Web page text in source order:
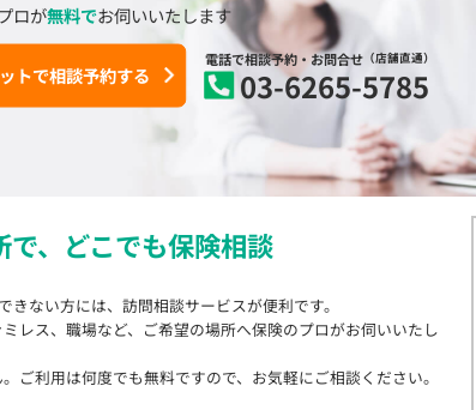
ロが無料でお伺いいたします
電話で相談予約・お問合せ（店舗直通）
03-6265-5785
トで相談予約する
、 どこでも保険相談
きない方には、訪問相談サービスが便利です。
レス、職場など、ご希望の場所へ保険のプロがお伺いいたし
ご利用は何度でも無料ですので、お気軽にご相談ください。